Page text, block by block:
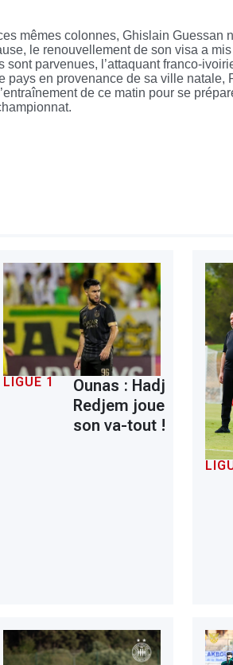
mêmes colonnes, Ghislain Guessan
le renouvellement de son visa a
parvenues, l’attaquant franco-
pays en provenance de sa ville natale,
de ce matin pour se
jouer l’ESS à Bologhine»
LIGUE 1
Ounas : Hadj
Redjem joue
son va-tout !